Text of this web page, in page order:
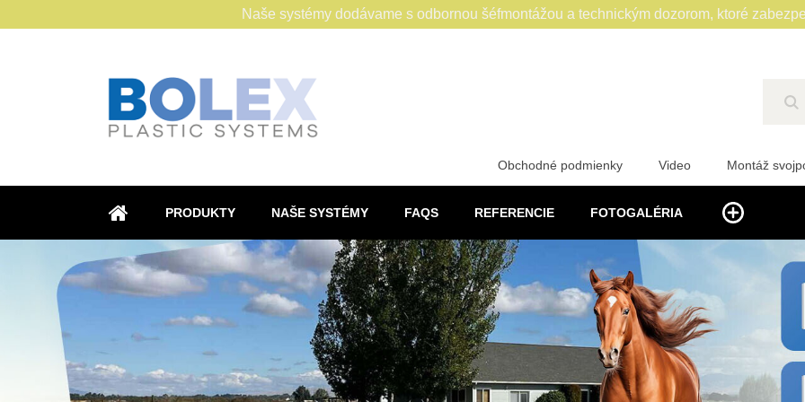
ÚVOD
PRODUKTY NAŠE SYSTÉMY FAQS REFERENCIE FOTOGALÉRIA
Obchodné podmienky Video Montáž
Naše systémy dodávame s odbornou šéfmontážou a technickým dozorom, ktoré